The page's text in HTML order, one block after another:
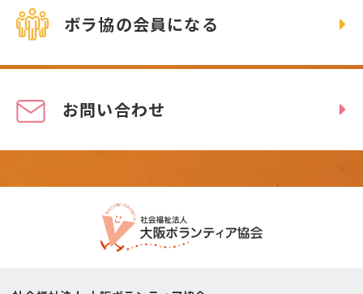
ボラ協の会員になる
お問い合わせ